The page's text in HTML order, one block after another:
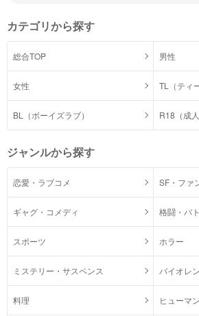
カテゴリから探す
総合TOP 男性
女性 TL（ティ
BL（ボーイズラブ） R18（成人
ジャンルから探す
恋愛・ラブコメ SF・ファ
ギャグ・コメディ 格闘・バ
スポーツ ホラー
ミステリー・サスペンス バイオレ
料理 ヒューマ